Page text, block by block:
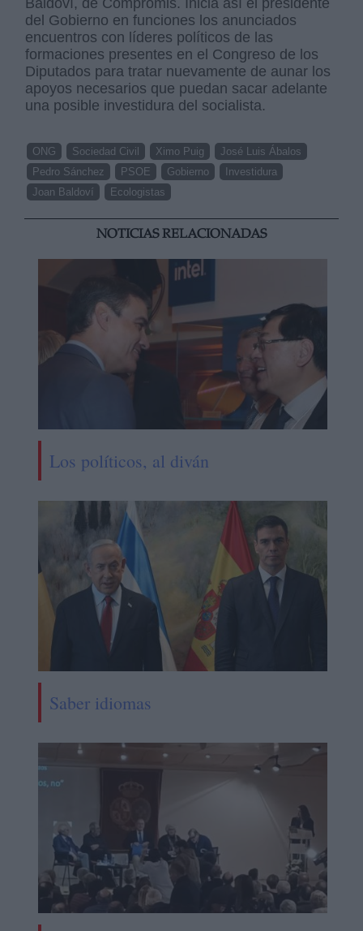
del Gobierno en funciones los anunciados
encuentros con líderes políticos de las
formaciones presentes en el Congreso de los
Diputados para tratar nuevamente de aunar los
apoyos necesarios que puedan sacar adelante
una posible investidura del socialista.
ONG Sociedad Civil Ximo Puig
José Luis Ábalos
Pedro Sánchez
PSOE Gobierno
Investidura
Joan Baldoví
Ecologistas
NOTICIAS RELACIONADAS
Los políticos, al diván
Saber idiomas